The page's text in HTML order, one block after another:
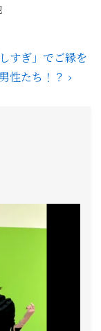
しすぎ」でご縁を
性たち！？ ›